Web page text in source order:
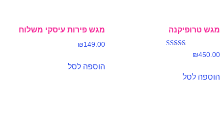
מגש טרופיקנה
₪450.00
הוספה לסל
מגש פירות עיסקי משלוח
₪149.00
הוספה לסל